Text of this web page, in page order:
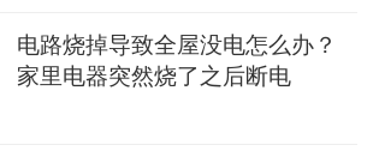
电路烧掉导致全屋没电怎么办？
家里电器突然烧了之后断电